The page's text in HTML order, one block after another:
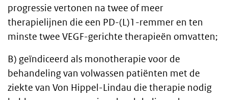
progressie vertonen na twee of meer
therapielijnen die een PD-(L)1-remmer en ten
minste twee VEGF-gerichte therapieën omvatten;
B) geïndiceerd als monotherapie voor de
behandeling van volwassen patiënten met de
ziekte van Von Hippel-Lindau die therapie nodig